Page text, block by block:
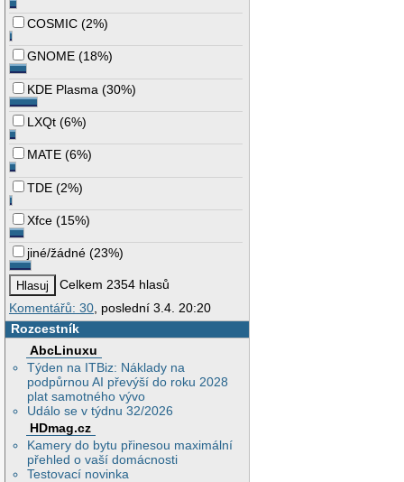
COSMIC (2%)
GNOME (18%)
KDE Plasma (30%)
LXQt (6%)
MATE (6%)
TDE (2%)
Xfce (15%)
jiné/žádné (23%)
Celkem 2354 hlasů
Komentářů: 30 , poslední 3.4. 20:20
Rozcestník
AbcLinuxu
Týden na ITBiz: Náklady na
podpůrnou AI převýší do roku 2028
plat samotného vývo
Událo se v týdnu 32/2026
HDmag.cz
Kamery do bytu přinesou maximální
přehled o vaší domácnosti
Testovací novinka